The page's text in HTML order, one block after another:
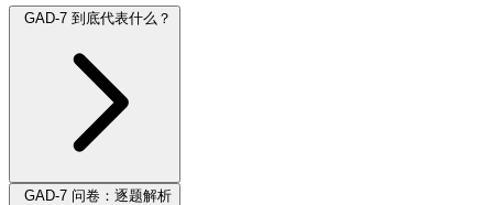
GAD-7 到底代表什么？
GAD-7 问卷：逐题解析